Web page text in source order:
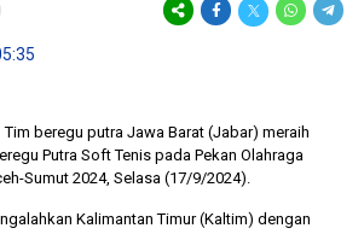
beregu putra Jawa Barat (Jabar) meraih
Putra Soft Tenis pada Pekan Olahraga
Sumut 2024, Selasa (17/9/2024).
Kalimantan Timur (Kaltim) dengan
di
Legislator
10 bulan lalu
Keputusan